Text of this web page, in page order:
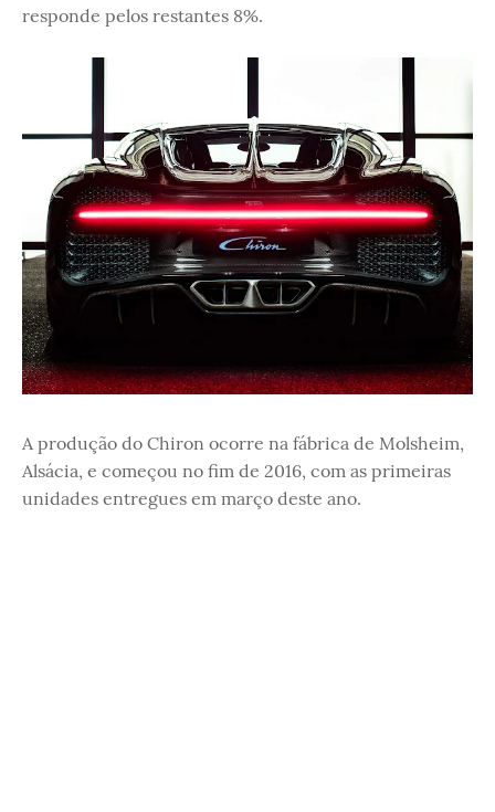
responde pelos restantes 8%.
A produção do Chiron ocorre na fábrica de Molsheim,
Alsácia, e começou no fim de 2016, com as primeiras
unidades entregues em março deste ano.